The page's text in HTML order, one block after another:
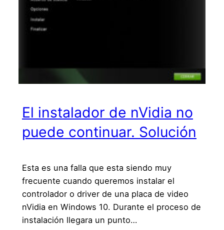
El instalador de nVidia no
puede continuar. Solución
Esta es una falla que esta siendo muy
frecuente cuando queremos instalar el
controlador o driver de una placa de video
nVidia en Windows 10. Durante el proceso de
instalación llegara un punto…